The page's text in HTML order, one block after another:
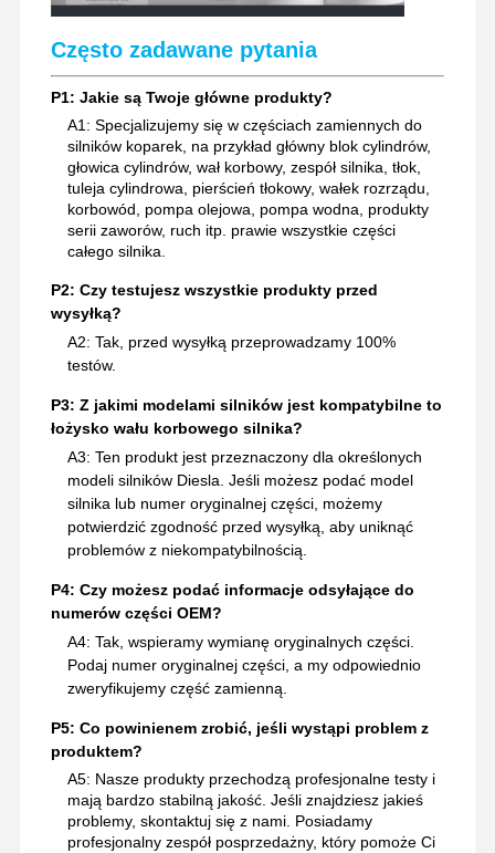
Często zadawane pytania
P1: Jakie są Twoje główne produkty?
A1: Specjalizujemy się w częściach zamiennych do
silników koparek, na przykład główny blok cylindrów,
głowica cylindrów, wał korbowy, zespół silnika, tłok,
tuleja cylindrowa, pierścień tłokowy, wałek rozrządu,
korbowód, pompa olejowa, pompa wodna, produkty
serii zaworów, ruch itp. prawie wszystkie części
całego silnika.
P2: Czy testujesz wszystkie produkty przed
wysyłką?
A2: Tak, przed wysyłką przeprowadzamy 100%
testów.
P3: Z jakimi modelami silników jest kompatybilne to
łożysko wału korbowego silnika?
A3: Ten produkt jest przeznaczony dla określonych
modeli silników Diesla. Jeśli możesz podać model
silnika lub numer oryginalnej części, możemy
potwierdzić zgodność przed wysyłką, aby uniknąć
problemów z niekompatybilnością.
P4: Czy możesz podać informacje odsyłające do
numerów części OEM?
A4: Tak, wspieramy wymianę oryginalnych części.
Podaj numer oryginalnej części, a my odpowiednio
zweryfikujemy część zamienną.
P5: Co powinienem zrobić, jeśli wystąpi problem z
produktem?
A5: Nasze produkty przechodzą profesjonalne testy i
mają bardzo stabilną jakość. Jeśli znajdziesz jakieś
problemy, skontaktuj się z nami. Posiadamy
profesjonalny zespół posprzedażny, który pomoże Ci